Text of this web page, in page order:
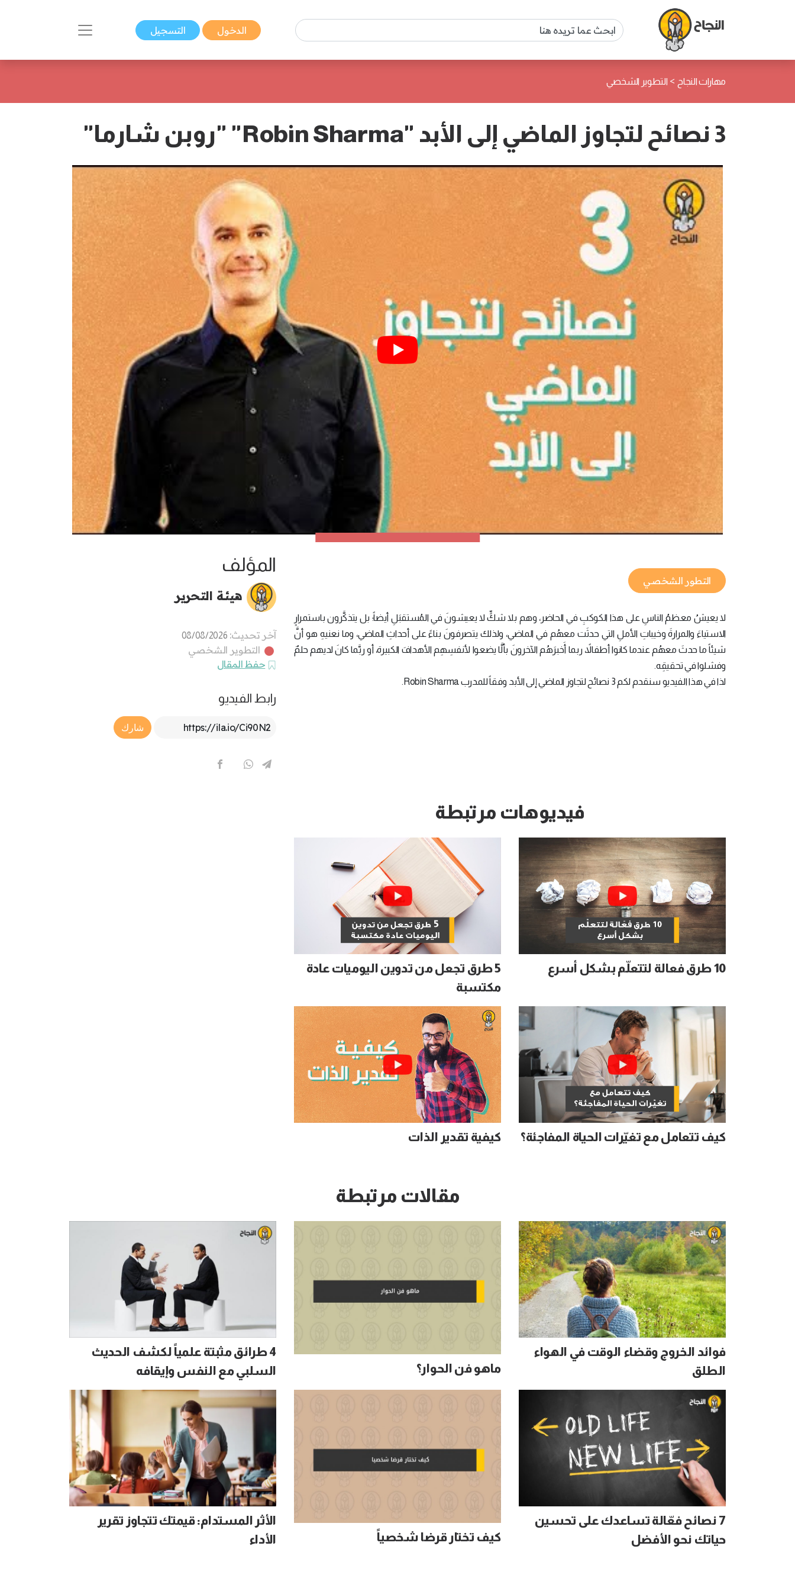
الدخول التسجيل
مهارات النجاح > التطوير الشخصي
3 نصائح لتجاوز الماضي إلى الأبد "Robin Sharma" "روبن شارما"
التطور الشخصي
لا يعيشُ معظمُ الناسِ على هذا الكوكبِ في الحاضر، وهم بلا شكٍّ لا يعيشونَ في المُستقبَلِ أيضاً؛ بل يتذكَّرون باستمرارٍ
الاستياءَ والمرارةَ وخيباتِ الأملِ التي حدثَت معهُم في الماضي، ولذلك يتصرفونَ بناءً على أحداثِ الماضي، وما نعنيهِ هو أنَّ
شيئاً ما حدثَ معهُم عندما كانوا أطفالاً، ربما أَخبرَهُم الآخرونَ بألَّا يضعوا لأنفسِهِم الأهدافَ الكبيرة، أو ربَّما كانَ لديهم حلمٌ
وفشلوا في تحقيقِه.
لذا في هذا الفيديو سنقدم لكم 3 نصائح لتجاوز الماضي إلى الأبد وفقاً للمدرب Robin Sharma.
المؤلف
هيئة التحرير
آخر تحديث: 08/08/2026
التطوير الشخصي
حفظ المقال
رابط الفيديو
Article Link
شارك
فيديوهات مرتبطة
10 طرق فعالة لتتعلّم بشكل أسرع
5 طرق تجعل من تدوين اليوميات عادة
مكتسبة
كيف تتعامل مع تغيّرات الحياة المفاجئة؟ كيفية تقدير الذات
مقالات مرتبطة
فوائد الخروج وقضاء الوقت في الهواء
الطلق
ماهو فن الحوار؟
4 طرائق مثبتة علمياً لكشف الحديث
السلبي مع النفس وإيقافه
7 نصائح فعّالة تساعدك على تحسين
حياتك نحو الأفضل
كيف تختار قرضا شخصياً
الأثر المستدام: قيمتك تتجاوز تقرير
الأداء